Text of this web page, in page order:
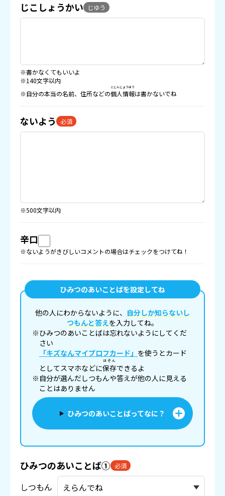
じこしょうかい じゆう
※書かなくてもいいよ
※140文字以内
※自分の本当の名前、住所などの個人情報
こじんじょうほう
は書かないでね
ないよう 必須
※500文字以内
辛口
※ないようがきびしいコメントの場合はチェックをつけてね！
ひみつのあいことばを設定してね
他の人にわからないように、 自分しか知らないし
つもんと答えを入力してね。
※ひみつのあいことばは忘れないようにしてくだ
さい
「キズなんマイプロフカード」 を使うとカード
としてスマホなどに保存
ほぞん
できるよ
※自分が選んだしつもんや答えが他の人に見える
ことはありません
ひみつのあいことばってなに？
ひみつのあいことば① 必須
しつもん